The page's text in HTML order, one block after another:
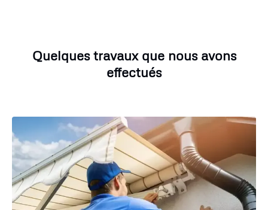
Quelques travaux que nous avons
effectués